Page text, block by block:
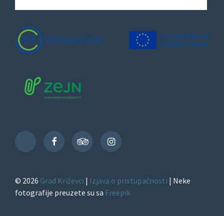
TikTok
FacebookTripAdvisorInstagram
© 2026 Grad Križevci | Izjava o pristupačnosti | Neke
fotografije preuzete su sa Freepik